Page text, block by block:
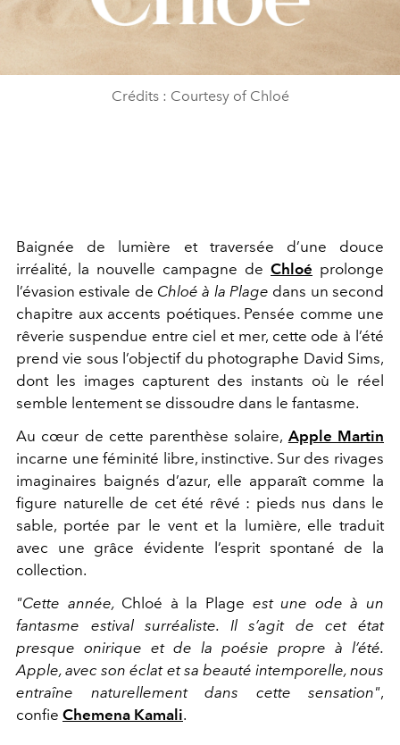
Crédits : Courtesy of Chloé
Baignée de lumière et traversée d’une douce
irréalité, la nouvelle campagne de Chloé prolonge
l’évasion estivale de Chloé à la Plage dans un second
chapitre aux accents poétiques. Pensée comme une
rêverie suspendue entre ciel et mer, cette ode à l’été
prend vie sous l’objectif du photographe David Sims,
dont les images capturent des instants où le réel
semble lentement se dissoudre dans le fantasme.
Au cœur de cette parenthèse solaire, Apple Martin
incarne une féminité libre, instinctive. Sur des rivages
imaginaires baignés d’azur, elle apparaît comme la
figure naturelle de cet été rêvé : pieds nus dans le
sable, portée par le vent et la lumière, elle traduit
avec une grâce évidente l’esprit spontané de la
collection.
"Cette année, Chloé à la Plage est une ode à un
fantasme estival surréaliste. Il s’agit de cet état
presque onirique et de la poésie propre à l’été.
Apple, avec son éclat et sa beauté intemporelle, nous
entraîne naturellement dans cette sensation",
confie Chemena Kamali.